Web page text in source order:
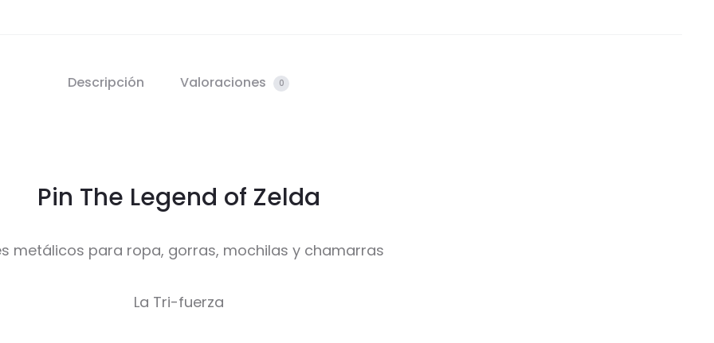
Descripción Valoraciones 0
Pin The Legend of Zelda
metálicos para ropa, gorras, mochilas y chamarras
La Tri-fuerza